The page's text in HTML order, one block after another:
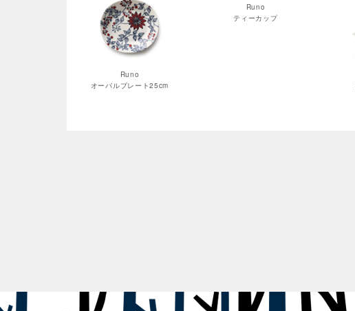
Runo
オーバルプレート25cm
Runo
ティーカップ